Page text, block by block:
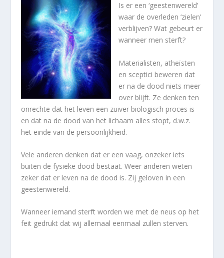
Is er een ‘geestenwereld’
waar de overleden ‘zielen’
verblijven? Wat gebeurt er
wanneer men sterft?
Materialisten, atheïsten
en sceptici beweren dat
er na de dood niets meer
over blijft. Ze denken ten
onrechte dat het leven een zuiver biologisch proces is
en dat na de dood van het lichaam alles stopt, d.w.z.
het einde van de persoonlijkheid.
Vele anderen denken dat er een vaag, onzeker iets
buiten de fysieke dood bestaat. Weer anderen weten
zeker dat er leven na de dood is. Zij geloven in een
geestenwereld.
Wanneer iemand sterft worden we met de neus op het
feit gedrukt dat wij allemaal eenmaal zullen sterven.